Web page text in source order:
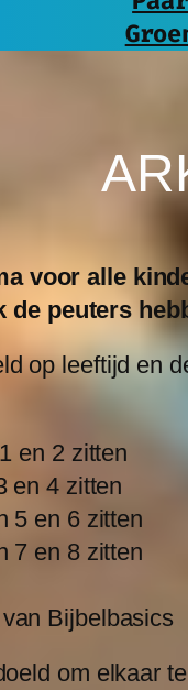
voor alle
de peuters
op leeftijd en
en 2 zitten
en 4 zitten
5 en 6 zitten
7 en 8 zitten
om elkaar